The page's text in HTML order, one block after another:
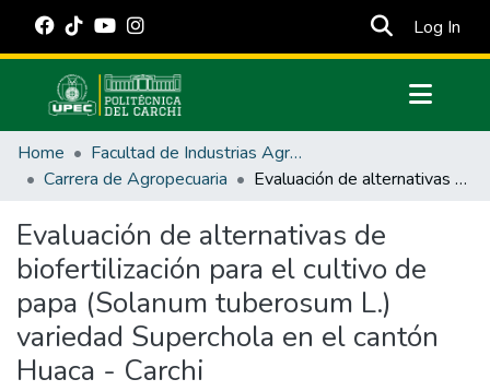
Log In
Communities & Collections
All of DSpace
Estadísticas Externas
Manuales
Home
Facultad de Industrias Agropecuarias y Ciencias Ambientales
Carrera de Agropecuaria
Evaluación de alternativas de biofertilización para el cultivo de papa (Solanum tuberosum L.) variedad Superchola en el cantón Huaca - Carchi
Evaluación de alternativas de
biofertilización para el cultivo de
papa (Solanum tuberosum L.)
variedad Superchola en el cantón
Huaca - Carchi